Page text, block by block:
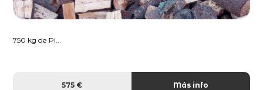
750 kg de Pi...
575 € Más info